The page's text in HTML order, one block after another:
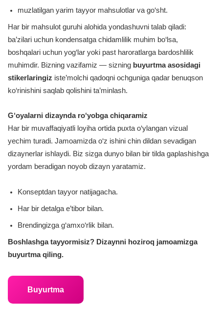
muzlatilgan yarim tayyor mahsulotlar va go‘sht.
Har bir mahsulot guruhi alohida yondashuvni talab qiladi:
ba’zilari uchun kondensatga chidamlilik muhim bo‘lsa,
boshqalari uchun yog‘lar yoki past haroratlarga bardoshlilik
muhimdir. Bizning vazifamiz — sizning buyurtma asosidagi
stikerlaringiz iste’molchi qadoqni ochguniga qadar benuqson
ko‘rinishini saqlab qolishini ta’minlash.
G‘oyalarni dizaynda ro‘yobga chiqaramiz
Har bir muvaffaqiyatli loyiha ortida puxta o‘ylangan vizual
yechim turadi. Jamoamizda o‘z ishini chin dildan sevadigan
dizaynerlar ishlaydi. Biz sizga dunyo bilan bir tilda gaplashishga
yordam beradigan noyob dizayn yaratamiz.
Konseptdan tayyor natijagacha.
Har bir detalga e’tibor bilan.
Brendingizga g‘amxo‘rlik bilan.
Boshlashga tayyormisiz? Dizaynni hoziroq jamoamizga
buyurtma qiling.
Buyurtma